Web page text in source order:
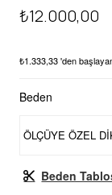
₺12.000,00
₺1.333,33 'den
Beden
ÖLÇÜYE ÖZEL
Beden